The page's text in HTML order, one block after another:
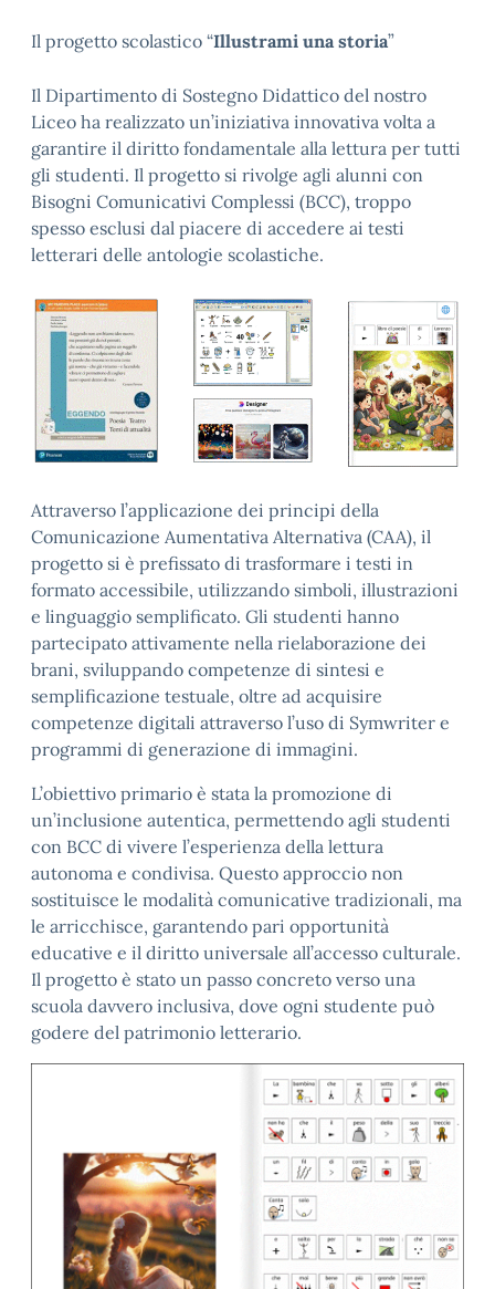
Il progetto scolastico “Illustrami una storia”
Il Dipartimento di Sostegno Didattico del nostro
Liceo ha realizzato un’iniziativa innovativa volta a
garantire il diritto fondamentale alla lettura per tutti
gli studenti. Il progetto si rivolge agli alunni con
Bisogni Comunicativi Complessi (BCC), troppo
spesso esclusi dal piacere di accedere ai testi
letterari delle antologie scolastiche.
Attraverso l’applicazione dei principi della
Comunicazione Aumentativa Alternativa (CAA), il
progetto si è prefissato di trasformare i testi in
formato accessibile, utilizzando simboli, illustrazioni
e linguaggio semplificato. Gli studenti hanno
partecipato attivamente nella rielaborazione dei
brani, sviluppando competenze di sintesi e
semplificazione testuale, oltre ad acquisire
competenze digitali attraverso l’uso di Symwriter e
programmi di generazione di immagini.
L’obiettivo primario è stata la promozione di
un’inclusione autentica, permettendo agli studenti
con BCC di vivere l’esperienza della lettura
autonoma e condivisa. Questo approccio non
sostituisce le modalità comunicative tradizionali, ma
le arricchisce, garantendo pari opportunità
educative e il diritto universale all’accesso culturale.
Il progetto è stato un passo concreto verso una
scuola davvero inclusiva, dove ogni studente può
godere del patrimonio letterario.